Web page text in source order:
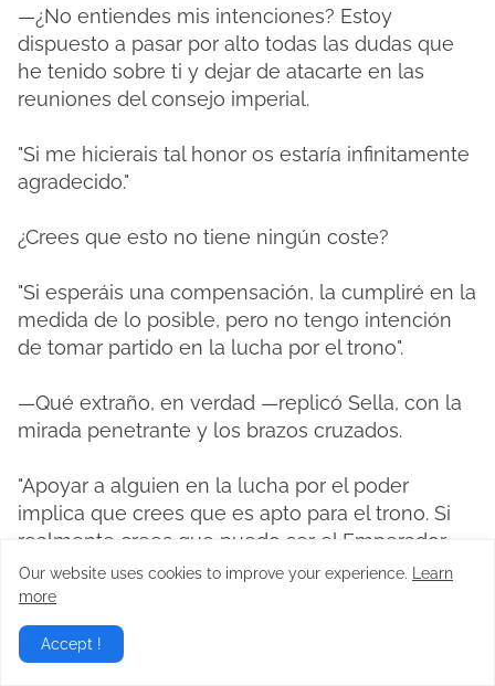
—¿No entiendes mis intenciones? Estoy
dispuesto a pasar por alto todas las dudas que
he tenido sobre ti y dejar de atacarte en las
reuniones del consejo imperial.
"Si me hicierais tal honor os estaría infinitamente
agradecido."
¿Crees que esto no tiene ningún coste?
"Si esperáis una compensación, la cumpliré en la
medida de lo posible, pero no tengo intención
de tomar partido en la lucha por el trono".
—Qué extraño, en verdad —replicó Sella, con la
mirada penetrante y los brazos cruzados.
"Apoyar a alguien en la lucha por el poder
implica que crees que es apto para el trono. Si
realmente crees que puedo ser el Emperador,
entonces es justo que te alíes conmigo".
"No siempre es posible guiarse solo por la razón.
Entiendo que es poco probable que la princesa
Our website uses cookies to improve your experience.
Learn
more
Accept !